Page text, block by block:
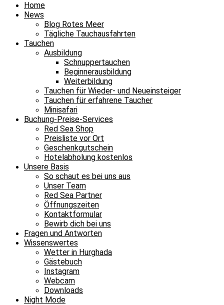
Home
News
Blog Rotes Meer
Tägliche Tauchausfahrten
Tauchen
Ausbildung
Schnuppertauchen
Beginnerausbildung
Weiterbildung
Tauchen für Wieder- und Neueinsteiger
Tauchen für erfahrene Taucher
Minisafari
Buchung-Preise-Services
Red Sea Shop
Preisliste vor Ort
Geschenkgutschein
Hotelabholung kostenlos
Unsere Basis
So schaut es bei uns aus
Unser Team
Red Sea Partner
Öffnungszeiten
Kontaktformular
Bewirb dich bei uns
Fragen und Antworten
Wissenswertes
Wetter in Hurghada
Gästebuch
Instagram
Webcam
Downloads
Night Mode